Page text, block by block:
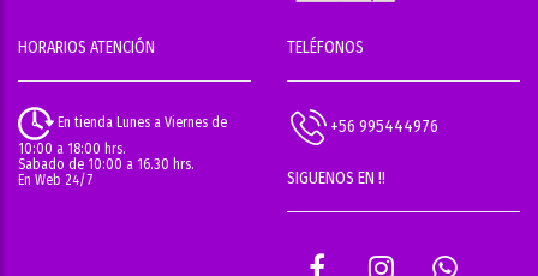
HORARIOS ATENCIÓN
En tienda Lunes a Viernes de
10:00 a 18:00 hrs.
Sabado de 10:00 a 16.30 hrs.
En Web 24/7
TELÉFONOS
+56 995444976
SIGUENOS EN !!